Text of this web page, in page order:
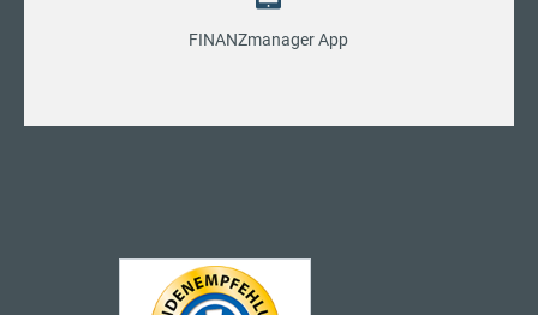
FINANZmanager App